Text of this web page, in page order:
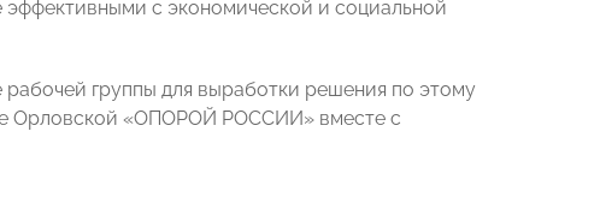
эффективными с экономической и социальной
группы для выработки решения по этому
Орловской «ОПОРОЙ РОССИИ» вместе с